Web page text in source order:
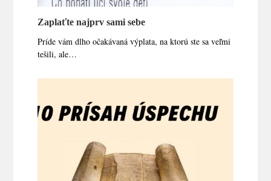
Zaplaťte najprv sami sebe
Príde vám dlho očakávaná výplata, na ktorú ste sa veľmi
tešili, ale…